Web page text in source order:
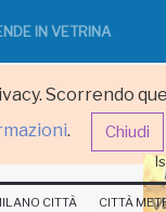
Scorrendo
. Chiudi
IN VETRINA
CITTÀ CITTÀ